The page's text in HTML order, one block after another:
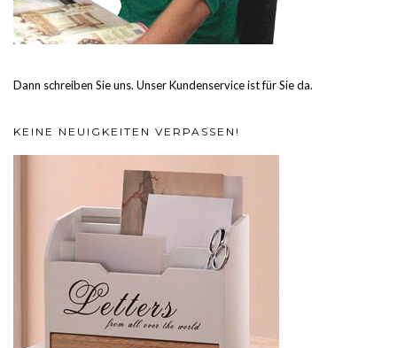
Dann schreiben Sie uns. Unser Kundenservice ist für Sie da.
KEINE NEUIGKEITEN VERPASSEN!